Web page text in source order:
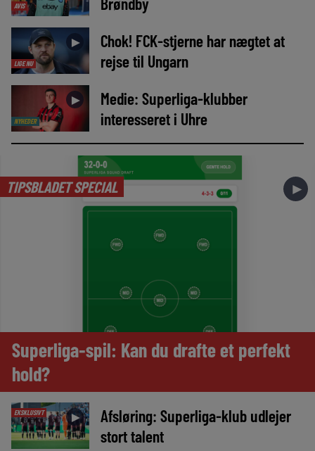
AVIS
LIGE NU
►
Chok! FCK-stjerne har nægtet at
rejse til Ungarn
NYHEDER
►
Medie: Superliga-klubber
interesseret i Uhre
TIPSBLADET SPECIAL ►
Superliga-spil: Kan du drafte et perfekt
hold?
EKSKLUSIVT ►
Afsløring: Superliga-klub udlejer
stort talent